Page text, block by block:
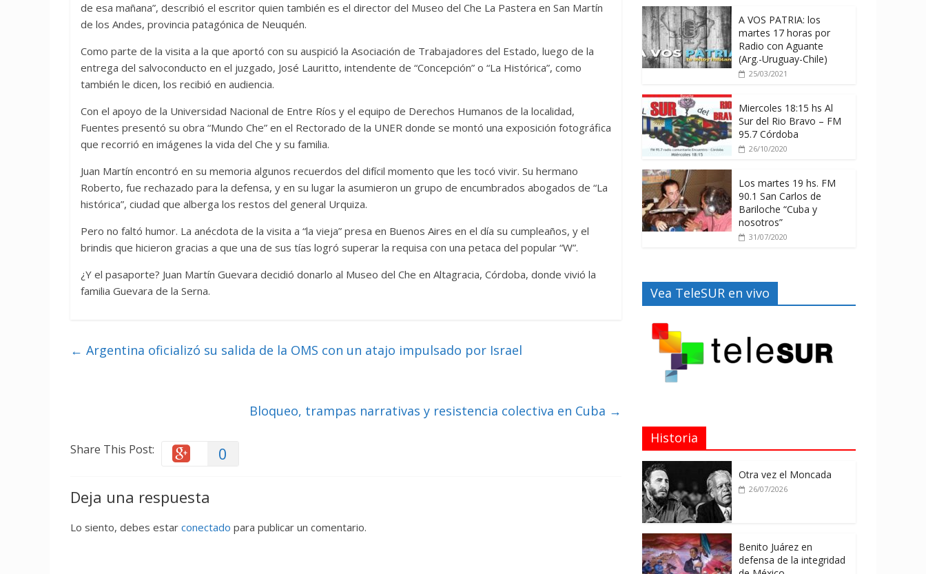
de esa mañana”, describió el escritor quien también es el director del Museo del Che La Pastera en San Martín
de los Andes, provincia patagónica de Neuquén.
Como parte de la visita a la que aportó con su auspició la Asociación de Trabajadores del Estado, luego de la
entrega del salvoconducto en el juzgado, José Lauritto, intendente de “Concepción” o “La Histórica”, como
también le dicen, los recibió en audiencia.
Con el apoyo de la Universidad Nacional de Entre Ríos y el equipo de Derechos Humanos de la localidad,
Fuentes presentó su obra “Mundo Che” en el Rectorado de la UNER donde se montó una exposición fotográfica
que recorrió en imágenes la vida del Che y su familia.
Juan Martín encontró en su memoria algunos recuerdos del difícil momento que les tocó vivir. Su hermano
Roberto, fue rechazado para la defensa, y en su lugar la asumieron un grupo de encumbrados abogados de “La
histórica”, ciudad que alberga los restos del general Urquiza.
Pero no faltó humor. La anécdota de la visita a “la vieja” presa en Buenos Aires en el día su cumpleaños, y el
brindis que hicieron gracias a que una de sus tías logró superar la requisa con una petaca del popular “W”.
¿Y el pasaporte? Juan Martín Guevara decidió donarlo al Museo del Che en Altagracia, Córdoba, donde vivió la
familia Guevara de la Serna.
← Argentina oficializó su salida de la OMS con un atajo impulsado por Israel
Bloqueo, trampas narrativas y resistencia colectiva en Cuba →
Share This Post: 0
Deja una respuesta
Lo siento, debes estar conectado para publicar un comentario.
A VOS PATRIA: los
martes 17 horas por
Radio con Aguante
(Arg.-Uruguay-Chile)
25/03/2021
Miercoles 18:15 hs Al
Sur del Rio Bravo – FM
95.7 Córdoba
26/10/2020
Los martes 19 hs. FM
90.1 San Carlos de
Bariloche “Cuba y
nosotros”
31/07/2020
Vea TeleSUR en vivo
Historia
Otra vez el Moncada
26/07/2026
Benito Juárez en
defensa de la integridad